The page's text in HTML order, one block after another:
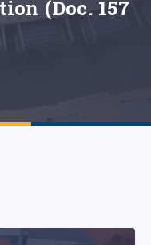
(Doc. 157